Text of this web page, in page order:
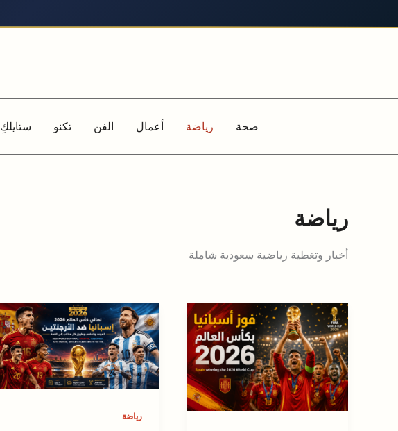
إلى
صحة رياضة أعمال الفن تكنو ستايلكِ
رياضة
أخبار وتغطية رياضية سعودية شاملة
رياضة